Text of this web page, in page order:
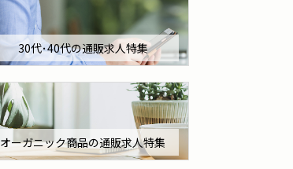
30代･40代の通販求人特集
オーガニック商品の通販求人特集